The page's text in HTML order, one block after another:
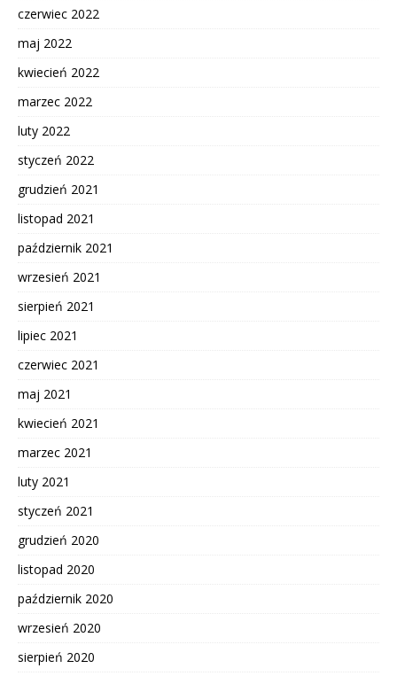
czerwiec 2022
maj 2022
kwiecień 2022
marzec 2022
luty 2022
styczeń 2022
grudzień 2021
listopad 2021
październik 2021
wrzesień 2021
sierpień 2021
lipiec 2021
czerwiec 2021
maj 2021
kwiecień 2021
marzec 2021
luty 2021
styczeń 2021
grudzień 2020
listopad 2020
październik 2020
wrzesień 2020
sierpień 2020